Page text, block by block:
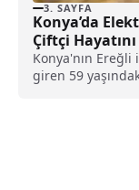
3. SAYFA
Konya’da
Çiftçi
Konya'nın
giren 59